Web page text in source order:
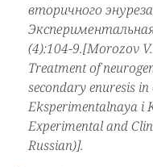
вторичного
(4):104-9.[Morozov
Treatment of
secondary enuresis
Eksperimentalnaya i
Experimental and
Russian)].